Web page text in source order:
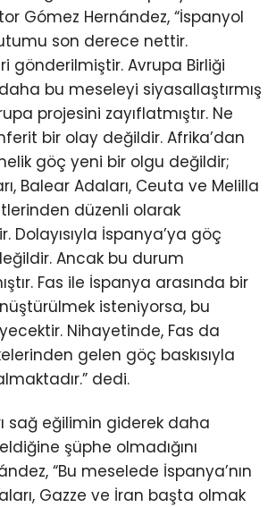
Gómez Hernández, “İspanyol
son derece nettir.
gönderilmiştir. Avrupa Birliği
bu meseleyi siyasallaştırmış
projesini zayıflatmıştır. Ne
bir olay değildir. Afrika’dan
göç yeni bir olgu değildir;
Balear Adaları, Ceuta ve Melilla
düzenli olarak
Dolayısıyla İspanya’ya göç
Ancak bu durum
Fas ile İspanya arasında bir
isteniyorsa, bu
Nihayetinde, Fas da
gelen göç baskısıyla
dedi.
sağ eğilimin giderek daha
şüphe olmadığını
“Bu meselede İspanya’nın
Gazze ve İran başta olmak